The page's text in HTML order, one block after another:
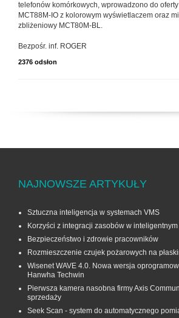
telefonów komórkowych, wprowadzono do
MCT88M-IO z kolorowym wyświetlaczem oraz
zbliżeniowy MCT80M-BL.
Bezpośr. inf. ROGER
2376 odsłon
NAJNOWSZE ARTYKUŁY
Sztuczna inteligencja w systemach VMS
Korzyści z integracji zasobów w
Bezpieczeństwo i zdrowie pracowników
Rozmieszczenie czujek pożarowych na
Wisenet WAVE 4.0. Nowa wersja
Hanwha Techwin
Pierwsza kamera nasobna firmy Axis
sprzedaży
Seek Scan - system do automatycznego